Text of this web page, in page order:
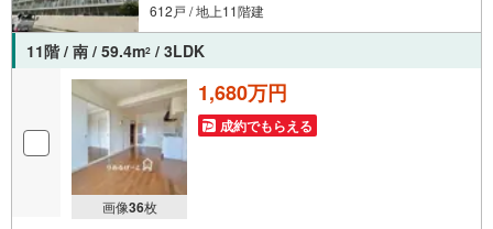
612戸 / 地上11階建
11階 / 南 / 59.4m2 / 3LDK
画像36枚
1,680万円
成約でもらえる